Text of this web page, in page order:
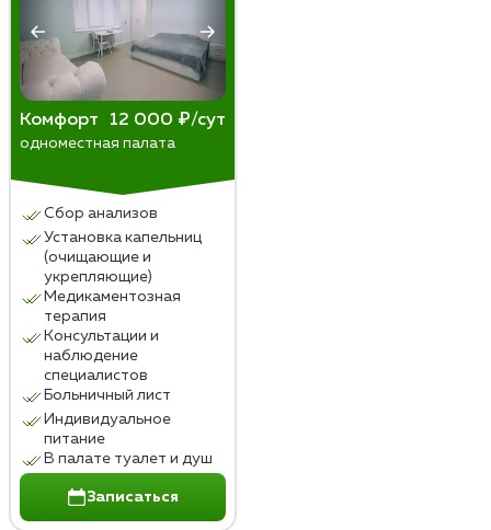
Комфорт 12 000 ₽/сут
одноместная палата
Сбор анализов
Установка капельниц
(очищающие и
укрепляющие)
Медикаментозная
терапия
Консультации и
наблюдение
специалистов
Больничный лист
Индивидуальное
питание
В палате туалет и душ
Записаться